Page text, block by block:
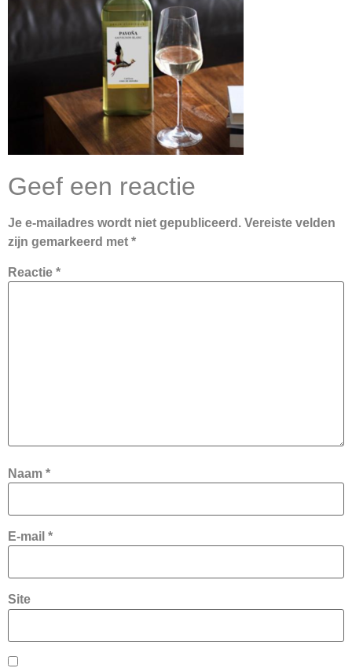
Geef een reactie
Je e-mailadres wordt niet gepubliceerd. Vereiste velden
zijn gemarkeerd met *
Reactie *
Naam *
E-mail *
Site